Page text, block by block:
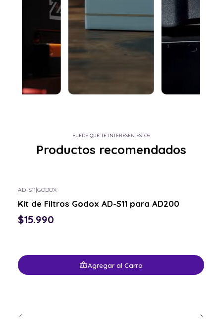
PUEDE QUE TE INTERESEN ESTOS
Productos recomendados
AD-S11|GODOX
Kit de Filtros Godox AD-S11 para AD200
$15.990
Agregar al Carro